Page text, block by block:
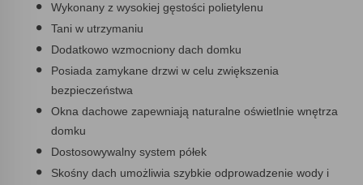
Wykonany z wysokiej gęstości polietylenu
Tani w utrzymaniu
Dodatkowo wzmocniony dach domku
Posiada zamykane drzwi w celu zwiększenia
bezpieczeństwa
Okna dachowe zapewniają naturalne oświetlnie wnętrza
domku
Dostosowywalny system półek
Skośny dach umożliwia szybkie odprowadzenie wody i